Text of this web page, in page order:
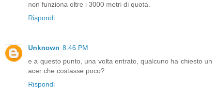
non funziona oltre i 3000 metri di quota.
Rispondi
Unknown 8:46 PM
e a questo punto, una volta entrato, qualcuno ha chiesto un
acer che costasse poco?
Rispondi